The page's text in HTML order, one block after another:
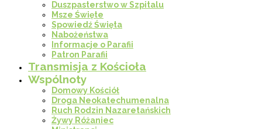
Duszpasterstwo w Szpitalu
Msze Święte
Spowiedź Święta
Nabożeństwa
Informacje o Parafii
Patron Parafii
Transmisja z Kościoła
Wspólnoty
Domowy Kościół
Droga Neokatechumenalna
Ruch Rodzin Nazaretańskich
Żywy Różaniec